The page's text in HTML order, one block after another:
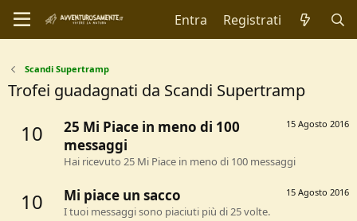
Entra Registrati
Scandi Supertramp
Trofei guadagnati da Scandi Supertramp
10 15 Agosto 2016
25 Mi Piace in meno di 100
messaggi
Hai ricevuto 25 Mi Piace in meno di 100 messaggi
10 15 Agosto 2016
Mi piace un sacco
I tuoi messaggi sono piaciuti più di 25 volte.